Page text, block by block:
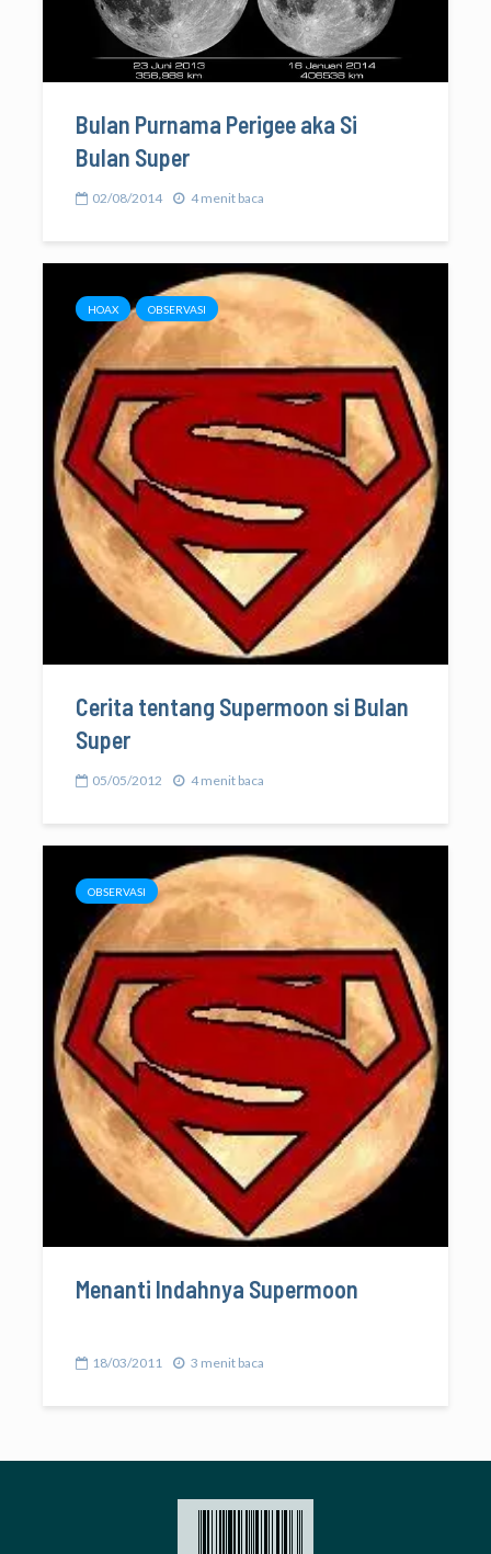
Bulan Purnama Perigee aka Si
Bulan Super
02/08/2014 4 menit baca
HOAX OBSERVASI
Cerita tentang Supermoon si Bulan
Super
05/05/2012 4 menit baca
OBSERVASI
Menanti Indahnya Supermoon
18/03/2011 3 menit baca